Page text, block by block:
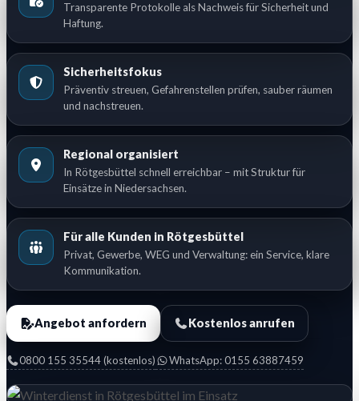
Transparente Protokolle als Nachweis für Sicherheit und
Haftung.
Sicherheitsfokus
Präventiv streuen, Gefahrenstellen prüfen, sauber räumen
und nachstreuen.
Regional organisiert
In Rötgesbüttel schnell erreichbar – mit Struktur für
Einsätze in Niedersachsen.
Für alle Kunden in Rötgesbüttel
Privat, Gewerbe, WEG und Verwaltung: ein Service, klare
Kommunikation.
Angebot anfordern Kostenlos anrufen
0800 155 35544 (kostenlos) WhatsApp: 0155 63887459